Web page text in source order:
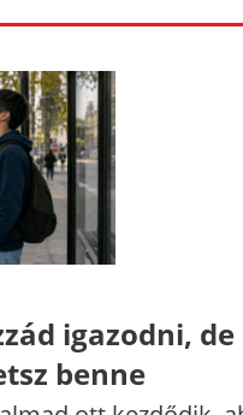
igazodni, de
benne